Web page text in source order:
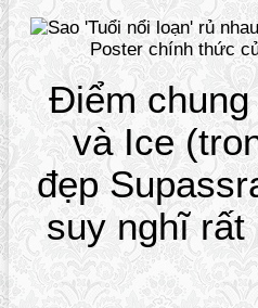
Poster chính thức
Điểm
và Ice
đẹp
suy nghĩ rất